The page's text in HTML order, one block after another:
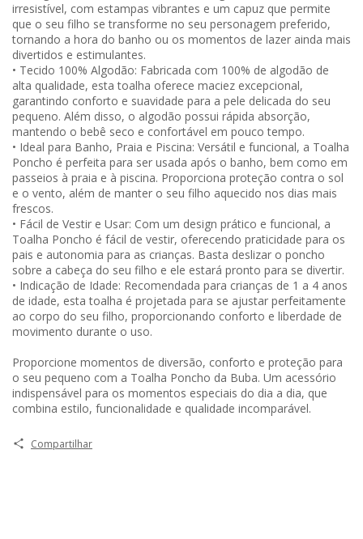
irresistível, com estampas vibrantes e um capuz que permite
que o seu filho se transforme no seu personagem preferido,
tornando a hora do banho ou os momentos de lazer ainda mais
divertidos e estimulantes.
• Tecido 100% Algodão: Fabricada com 100% de algodão de
alta qualidade, esta toalha oferece maciez excepcional,
garantindo conforto e suavidade para a pele delicada do seu
pequeno. Além disso, o algodão possui rápida absorção,
mantendo o bebê seco e confortável em pouco tempo.
• Ideal para Banho, Praia e Piscina: Versátil e funcional, a Toalha
Poncho é perfeita para ser usada após o banho, bem como em
passeios à praia e à piscina. Proporciona proteção contra o sol
e o vento, além de manter o seu filho aquecido nos dias mais
frescos.
• Fácil de Vestir e Usar: Com um design prático e funcional, a
Toalha Poncho é fácil de vestir, oferecendo praticidade para os
pais e autonomia para as crianças. Basta deslizar o poncho
sobre a cabeça do seu filho e ele estará pronto para se divertir.
• Indicação de Idade: Recomendada para crianças de 1 a 4 anos
de idade, esta toalha é projetada para se ajustar perfeitamente
ao corpo do seu filho, proporcionando conforto e liberdade de
movimento durante o uso.
Proporcione momentos de diversão, conforto e proteção para
o seu pequeno com a Toalha Poncho da Buba. Um acessório
indispensável para os momentos especiais do dia a dia, que
combina estilo, funcionalidade e qualidade incomparável.
Compartilhar